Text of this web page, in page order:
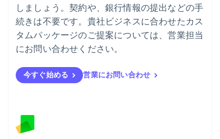
しましょう。契約や、銀行情報の提出などの手
続きは不要です。貴社ビジネスに合わせたカス
タムパッケージのご提案については、営業担当
にお問い合わせください。
今すぐ始める 営業にお問い合わせ
ノルウェー
English
ハンガリー
English
フィンランド
ブラジル
PortuguêsEnglish
フランス
English
ベルギー